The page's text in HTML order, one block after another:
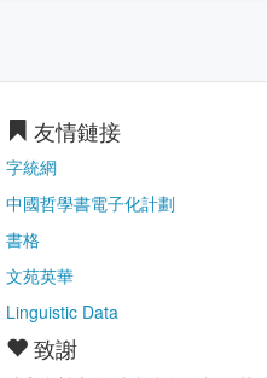
友情鏈接
字統網
中國哲學書電子化計劃
書格
文苑英華
Linguistic Data
致謝